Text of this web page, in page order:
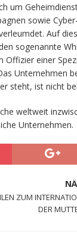
um
sowie
Auf
sogenannte
einer
Unternehmen
steht, ist nicht
weltweit
Unternehmen.
ZUM
DER